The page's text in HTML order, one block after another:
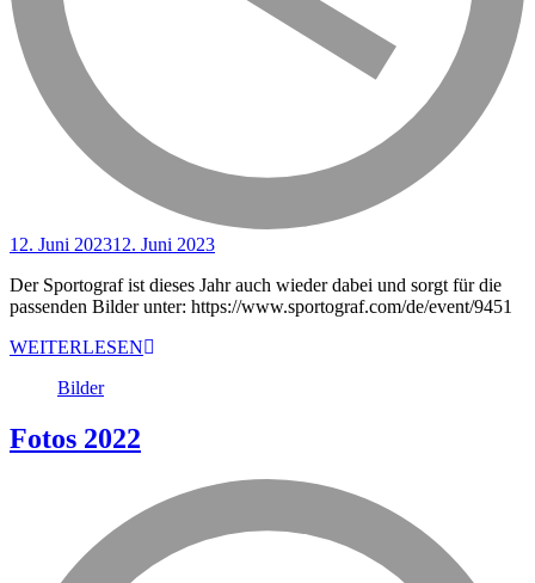
12. Juni 202312. Juni 2023
Der Sportograf ist dieses Jahr auch wieder dabei und sorgt für die
passenden Bilder unter: https://www.sportograf.com/de/event/9451
WEITERLESEN
Bilder
Fotos 2022